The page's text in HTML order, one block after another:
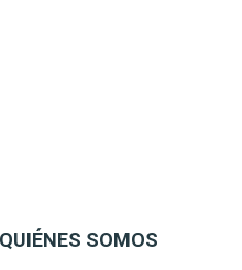
QUIÉNES SOMOS